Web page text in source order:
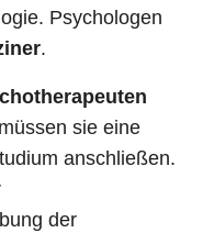
Psychologen
.
sie eine
anschließen.
der